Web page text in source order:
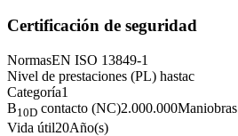
Certificación de seguridad
NormasEN ISO 13849-1
Nivel de prestaciones (PL) hastac
Categoría1
B10D contacto (NC)2.000.000Maniobras
Vida útil20Año(s)